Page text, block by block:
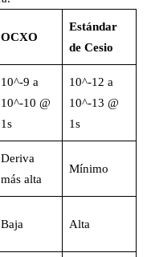
OCXO
Estándar
de Cesio
10^-9 a
10^-10 @
1s
10^-12 a
10^-13 @
1s
Deriva
más alta
Mínimo
Baja Alta